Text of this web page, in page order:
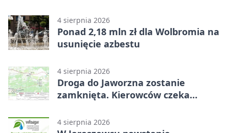
4 sierpnia 2026
Ponad 2,18 mln zł dla Wolbromia na
usunięcie azbestu
4 sierpnia 2026
Droga do Jaworzna zostanie
zamknięta. Kierowców czeka
4 sierpnia 2026